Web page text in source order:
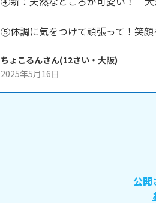
⑤体調に気をつけて頑張って！笑顔
ちょこるんさん(12さい・ 大阪)
2025年5月16日
公開